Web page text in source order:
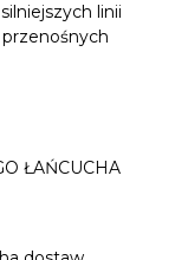
linii
ŁAŃCUCHA